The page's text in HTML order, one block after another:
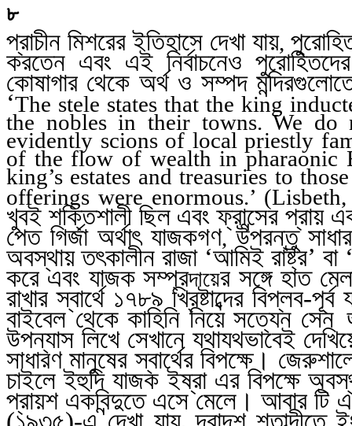
৮
প্রাচীন মিশরের ইতিহাসে দেখা যায়,
করতেন এবং এই নির্বাচনেও
কোষাগার থেকে অর্থ ও সম্পদ
‘The stele states that the king
the nobles in their towns. We
evidently scions of local priestly
of the flow of wealth in pharaonic
king’s estates and treasuries to
offerings were enormous.’
খুবই শক্তিশালী ছিল এবং ফ্রান্সের
পেত গির্জা অর্থাৎ যাজকগণ,উপরন্তু
অবস্থায় তৎকালীন রাজা ‘আমিই রাষ্ট্র’ বা
করে এবং যাজক সম্প্রদায়ের সঙ্গে হাত
রাখার স্বার্থে ১৭৮৯ খ্রিষ্টাব্দের
বাইবেল থেকে কাহিনি নিয়ে সত্যেন সেন
উপন্যাস লিখে সেখানে যথাযথভাবেই
সাধারণ মানুষের স্বার্থের বিপক্ষে।
চাইলে ইহুদি যাজক ইষ্রা এর বিপক্ষে
প্রায়শ একবিন্দুতে এসে মেলে। আবার টি